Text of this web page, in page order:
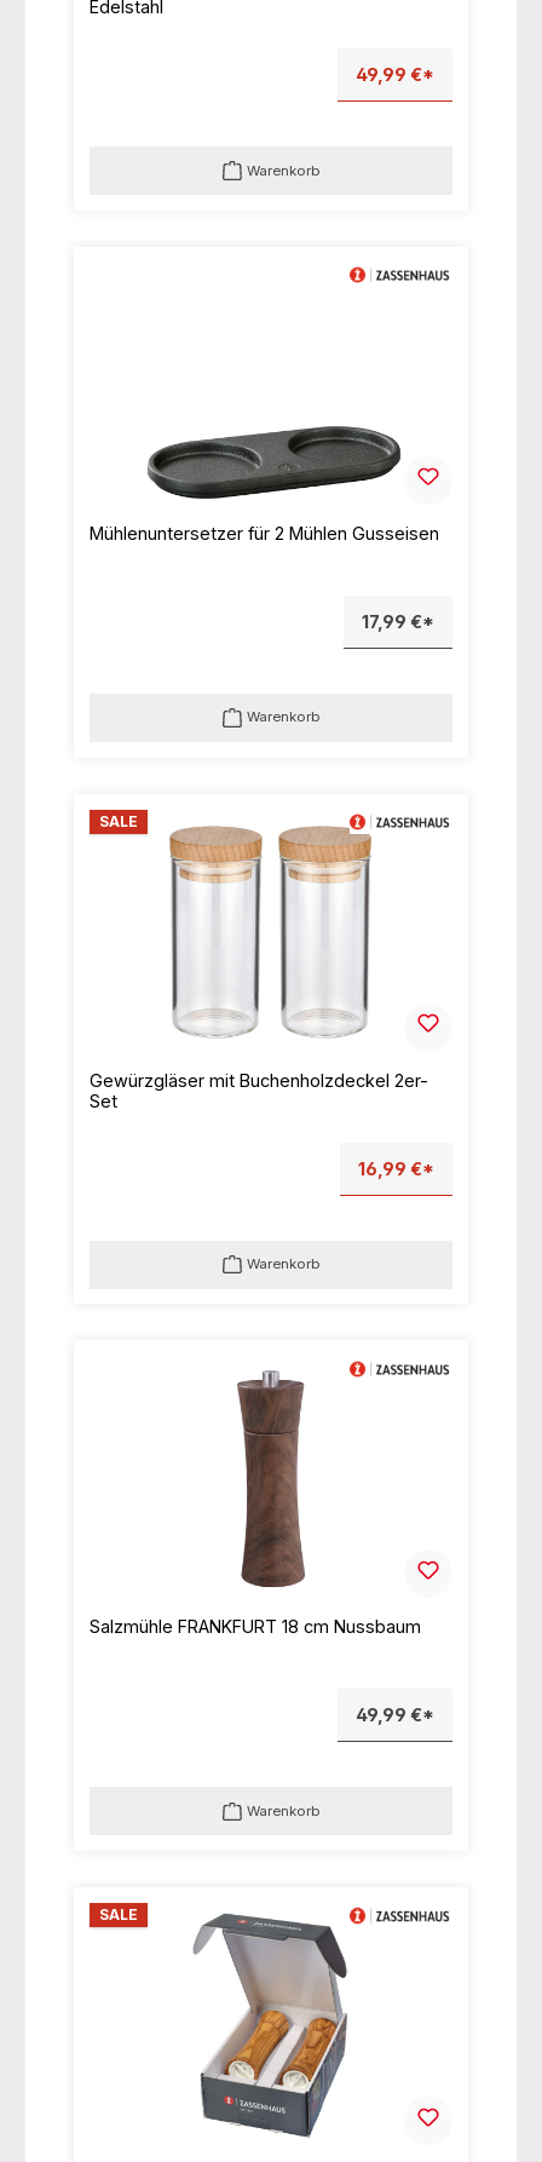
Edelstahl
49,99 €*
Warenkorb
Mühlenuntersetzer für 2 Mühlen Gusseisen
17,99 €*
Warenkorb
SALE
Gewürzgläser mit Buchenholzdeckel 2er-
Set
16,99 €*
Warenkorb
Salzmühle FRANKFURT 18 cm Nussbaum
49,99 €*
Warenkorb
SALE